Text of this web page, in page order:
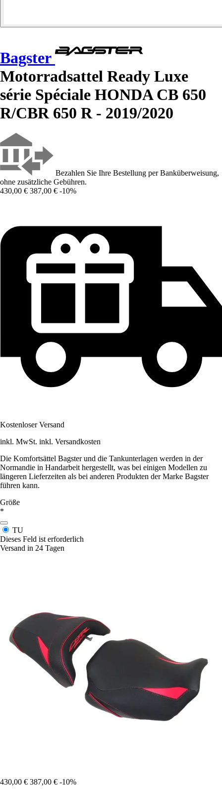
Bagster
Motorradsattel Ready Luxe
série Spéciale HONDA CB 650
R/CBR 650 R - 2019/2020
Bezahlen Sie Ihre Bestellung per Banküberweisung,
ohne zusätzliche Gebühren.
430,00 € 387,00 € -10%
Kostenloser Versand
inkl. MwSt. inkl. Versandkosten
Die Komfortsättel Bagster und die Tankunterlagen werden in der
Normandie in Handarbeit hergestellt, was bei einigen Modellen zu
längeren Lieferzeiten als bei anderen Produkten der Marke Bagster
führen kann.
Größe
*
TU
Dieses Feld ist erforderlich
Versand in 24 Tagen
430,00 € 387,00 € -10%